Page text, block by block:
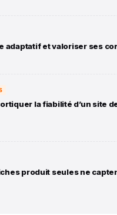
adaptatif et valoriser ses
la fiabilité d’un site
produit seules ne